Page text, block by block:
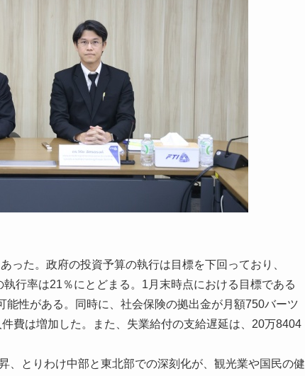
た。政府の投資予算の執行は目標を下回っており、
行率は21％にとどまる。1月末時点における目標である
性がある。同時に、社会保険の拠出金が月額750バーツ
費は増加した。また、失業給付の支給遅延は、20万8404
とりわけ中部と東北部での深刻化が、観光業や国民の健